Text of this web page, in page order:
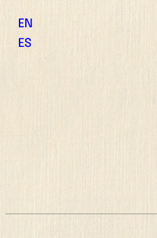
EN
ES